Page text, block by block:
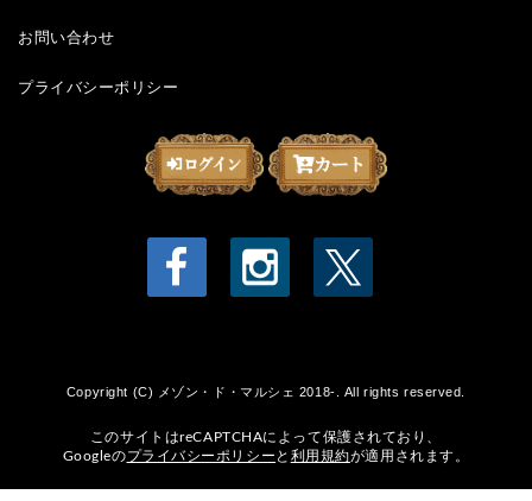
お問い合わせ
プライバシーポリシー
Copyright (C) メゾン・ド・マルシェ 2018-. All rights reserved.
このサイトはreCAPTCHAによって保護されており、
Googleのプライバシーポリシー と 利用規約が適用されます。